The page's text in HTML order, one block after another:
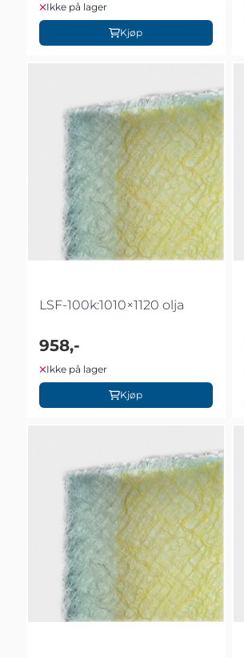
Ikke på lager
Kjøp
LSF-100k:1010×1120 olja
958,-
Ikke på lager
Kjøp